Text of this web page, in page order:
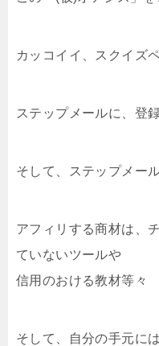
カッコイイ、スクイズ
ステップメールに、登
そして、ステップメー
アフィリする商材は、
ていないツールや
信用のおける教材等々
そして、自分の手元に